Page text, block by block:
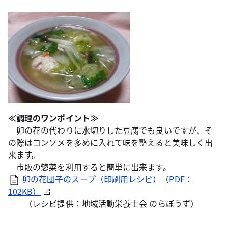
≪調理のワンポイント≫
卯の花の代わりに水切りした豆腐でも良いですが、そ
の際はコンソメを多めに入れて味を整えると美味しく出
来ます。
市販の惣菜を利用すると簡単に出来ます。
卯の花団子のスープ（印刷用レシピ）（PDF：
102KB）
（レシピ提供：地域活動栄養士会 のらぼうず）